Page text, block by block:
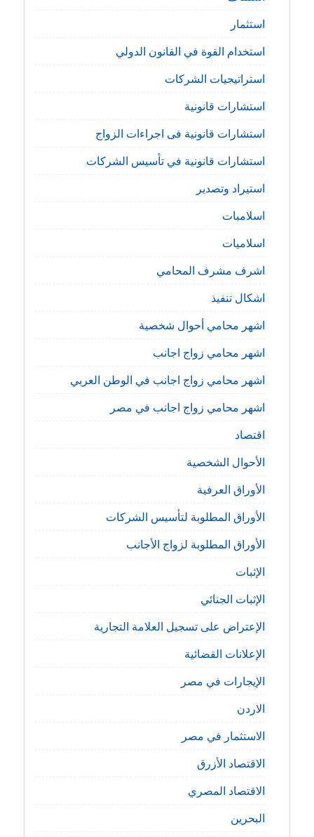
استثمار
استخدام القوة في القانون الدولي
استراتيجيات الشركات
استشارات قانونية
استشارات قانونية فى اجراءات الزواج
استشارات قانونية في تأسيس الشركات
استيراد وتصدير
اسلامبات
اسلاميات
اشرف مشرف المحامي
اشكال تنفيذ
اشهر محامي أحوال شخصية
اشهر محامي زواج اجانب
اشهر محامي زواج اجانب في الوطن العربي
اشهر محامي زواج اجانب في مصر
اقتصاد
الأحوال الشخصية
الأوراق العرفية
الأوراق المطلوبة لتأسيس الشركات
الأوراق المطلوبة لزواج الأجانب
الإثبات
الإثبات الجنائي
الإعتراض على تسجيل العلامة التجارية
الإعلانات القضائية
الإيجارات في مصر
الاردن
الاستثمار في مصر
الاقتصاد الأزرق
الاقتصاد المصري
البحرين